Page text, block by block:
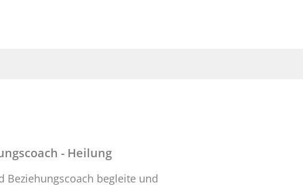
- Heilung
Beziehungscoach begleite und